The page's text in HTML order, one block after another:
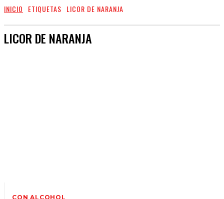
INICIO ETIQUETAS LICOR DE NARANJA
LICOR DE NARANJA
CON ALCOHOL